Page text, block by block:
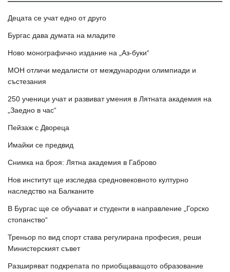
Децата се учат едно от друго
Бургас дава думата на младите
Ново монографично издание на „Аз-буки“
МОН отличи медалисти от международни олимпиади и
състезания
250 ученици учат и развиват умения в Лятната академия на
„Заедно в час“
Пейзаж с Двореца
Имайки се предвид
Снимка на броя: Лятна академия в Габрово
Нов институт ще изследва средновековното културно
наследство на Балканите
В Бургас ще се обучават и студенти в направление „Горско
стопанство“
Треньор по вид спорт става регулирана професия, реши
Министерският съвет
Разширяват подкрепата по приобщаващото образование